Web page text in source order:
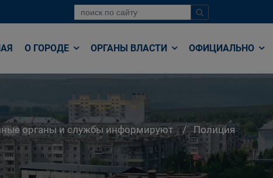
О ГОРОДЕ ОРГАНЫ ВЛАСТИ ОФИЦИАЛЬНО
органы и службы информируют Полиция